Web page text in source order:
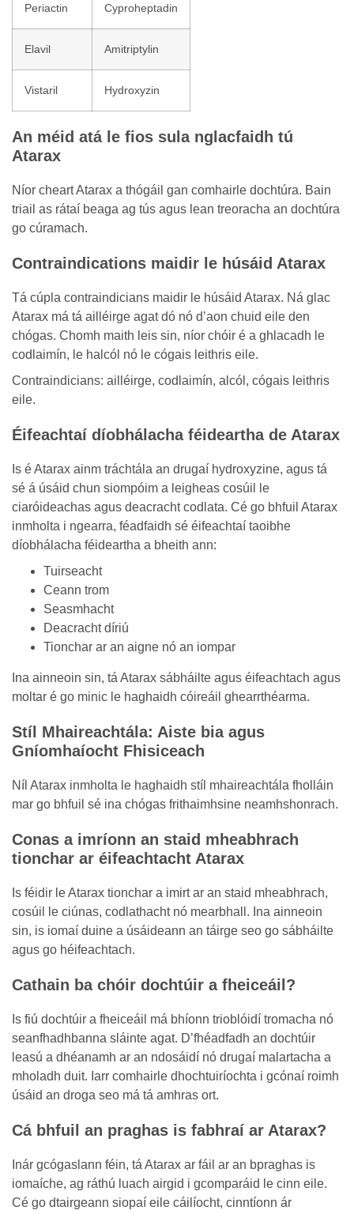
Periactin Cyproheptadin
Elavil Amitriptylin
Vistaril Hydroxyzin
An méid atá le fios sula nglacfaidh tú
Atarax
Níor cheart Atarax a thógáil gan comhairle dochtúra. Bain
triail as rátaí beaga ag tús agus lean treoracha an dochtúra
go cúramach.
Contraindications maidir le húsáid Atarax
Tá cúpla contraindicians maidir le húsáid Atarax. Ná glac
Atarax má tá ailléirge agat dó nó d’aon chuid eile den
chógas. Chomh maith leis sin, níor chóir é a ghlacadh le
codlaimín, le halcól nó le cógais leithris eile.
Contraindicians: ailléirge, codlaimín, alcól, cógais leithris
eile.
Éifeachtaí díobhálacha féideartha de Atarax
Is é Atarax ainm tráchtála an drugaí hydroxyzine, agus tá
sé á úsáid chun siompóim a leigheas cosúil le
ciaróideachas agus deacracht codlata. Cé go bhfuil Atarax
inmholta i ngearra, féadfaidh sé éifeachtaí taoibhe
díobhálacha féideartha a bheith ann:
Tuirseacht
Ceann trom
Seasmhacht
Deacracht díriú
Tionchar ar an aigne nó an iompar
Ina ainneoin sin, tá Atarax sábháilte agus éifeachtach agus
moltar é go minic le haghaidh cóireáil ghearrthéarma.
Stíl Mhaireachtála: Aiste bia agus
Gníomhaíocht Fhisiceach
Níl Atarax inmholta le haghaidh stíl mhaireachtála fholláin
mar go bhfuil sé ina chógas frithaimhsine neamhshonrach.
Conas a imríonn an staid mheabhrach
tionchar ar éifeachtacht Atarax
Is féidir le Atarax tionchar a imirt ar an staid mheabhrach,
cosúil le ciúnas, codlathacht nó mearbhall. Ina ainneoin
sin, is iomaí duine a úsáideann an táirge seo go sábháilte
agus go héifeachtach.
Cathain ba chóir dochtúir a fheiceáil?
Is fiú dochtúir a fheiceáil má bhíonn trioblóidí tromacha nó
seanfhadhbanna sláinte agat. D’fhéadfadh an dochtúir
leasú a dhéanamh ar an ndosáidí nó drugaí malartacha a
mholadh duit. Iarr comhairle dhochtuiríochta i gcónaí roimh
úsáid an droga seo má tá amhras ort.
Cá bhfuil an praghas is fabhraí ar Atarax?
Inár gcógaslann féin, tá Atarax ar fáil ar an bpraghas is
iomaíche, ag ráthú luach airgid i gcomparáid le cinn eile.
Cé go dtairgeann siopaí eile cáilíocht, cinntíonn ár